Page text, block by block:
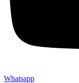
Whatsapp